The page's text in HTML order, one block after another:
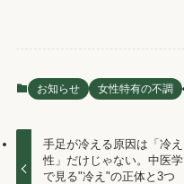
お知らせ 女性特有の不調
手足が冷える原因は「冷え
性」だけじゃない。中医学
で見る"冷え"の正体と3つ